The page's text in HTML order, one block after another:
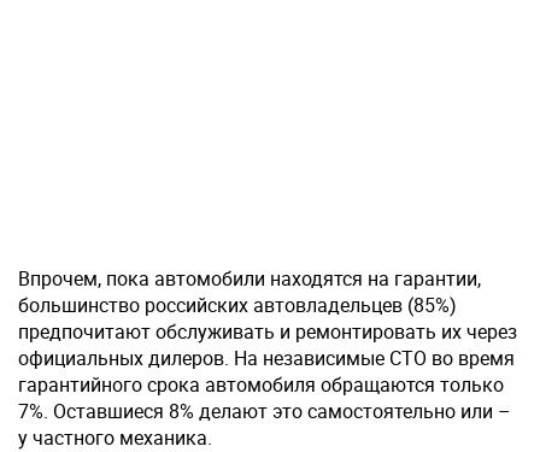
Впрочем, пока автомобили находятся на гарантии,
большинство российских автовладельцев (85%)
предпочитают обслуживать и ремонтировать их через
официальных дилеров. На независимые СТО во время
гарантийного срока автомобиля обращаются только
7%. Оставшиеся 8% делают это самостоятельно или –
у частного механика.